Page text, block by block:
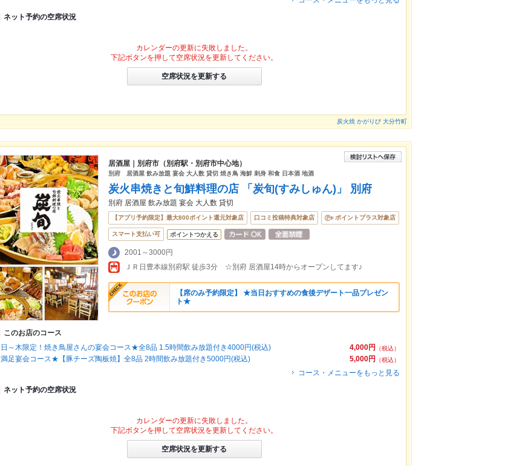
ネット予約の空席状況
カレンダーの更新に失敗しました。
下記ボタンを押して空席状況を更新してください。
空席状況を更新する
炭火焼 かがりび 大分竹町
居酒屋｜別府市（別府駅・別府市中心地）
別府 居酒屋 飲み放題 宴会 大人数 貸切 焼き鳥 海鮮 刺身 和食 日本酒 地酒
炭火串焼きと旬鮮料理の店 「炭旬(すみしゅん)」 別府
別府 居酒屋 飲み放題 宴会 大人数 貸切
【アプリ予約限定】最大800ポイント還元対象店 口コミ投稿特典対象店 ポイントプラス対象店
スマート支払い可 ポイントつかえる
2001～3000円
ＪＲ日豊本線別府駅 徒歩3分 ☆別府 居酒屋14時からオープンしてます♪
【席のみ予約限定】 ★当日おすすめの食後デザート一品プレゼン
ト★
このお店のコース
4,000円
（税込）
日～木限定！焼き鳥屋さんの宴会コース★全8品 1.5時間飲み放題付き4000円(税込)
5,000円
（税込）
満足宴会コース★【豚チーズ陶板焼】全8品 2時間飲み放題付き5000円(税込)
コース・メニューをもっと見る
ネット予約の空席状況
カレンダーの更新に失敗しました。
下記ボタンを押して空席状況を更新してください。
空席状況を更新する